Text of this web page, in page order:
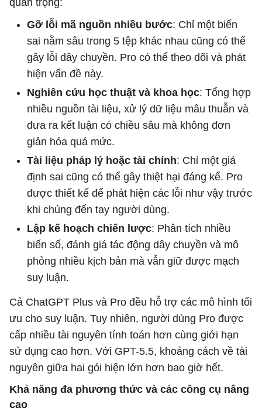
Gỡ lỗi mã nguồn nhiều bước: Chỉ một biến
sai nằm sâu trong 5 tệp khác nhau cũng có thể
gây lỗi dây chuyền. Pro có thể theo dõi và phát
hiện vấn đề này.
Nghiên cứu học thuật và khoa học: Tổng hợp
nhiều nguồn tài liệu, xử lý dữ liệu mâu thuẫn và
đưa ra kết luận có chiều sâu mà không đơn
giản hóa quá mức.
Tài liệu pháp lý hoặc tài chính: Chỉ một giả
định sai cũng có thể gây thiệt hại đáng kể. Pro
được thiết kế để phát hiện các lỗi như vậy trước
khi chúng đến tay người dùng.
Lập kế hoạch chiến lược: Phân tích nhiều
biến số, đánh giá tác động dây chuyền và mô
phỏng nhiều kịch bản mà vẫn giữ được mạch
suy luận.
Cả ChatGPT Plus và Pro đều hỗ trợ các mô hình tối
ưu cho suy luận. Tuy nhiên, người dùng Pro được
cấp nhiều tài nguyên tính toán hơn cùng giới hạn
sử dụng cao hơn. Với GPT-5.5, khoảng cách về tài
nguyên giữa hai gói hiện lớn hơn bao giờ hết.
Khả năng đa phương thức và các công cụ nâng
cao